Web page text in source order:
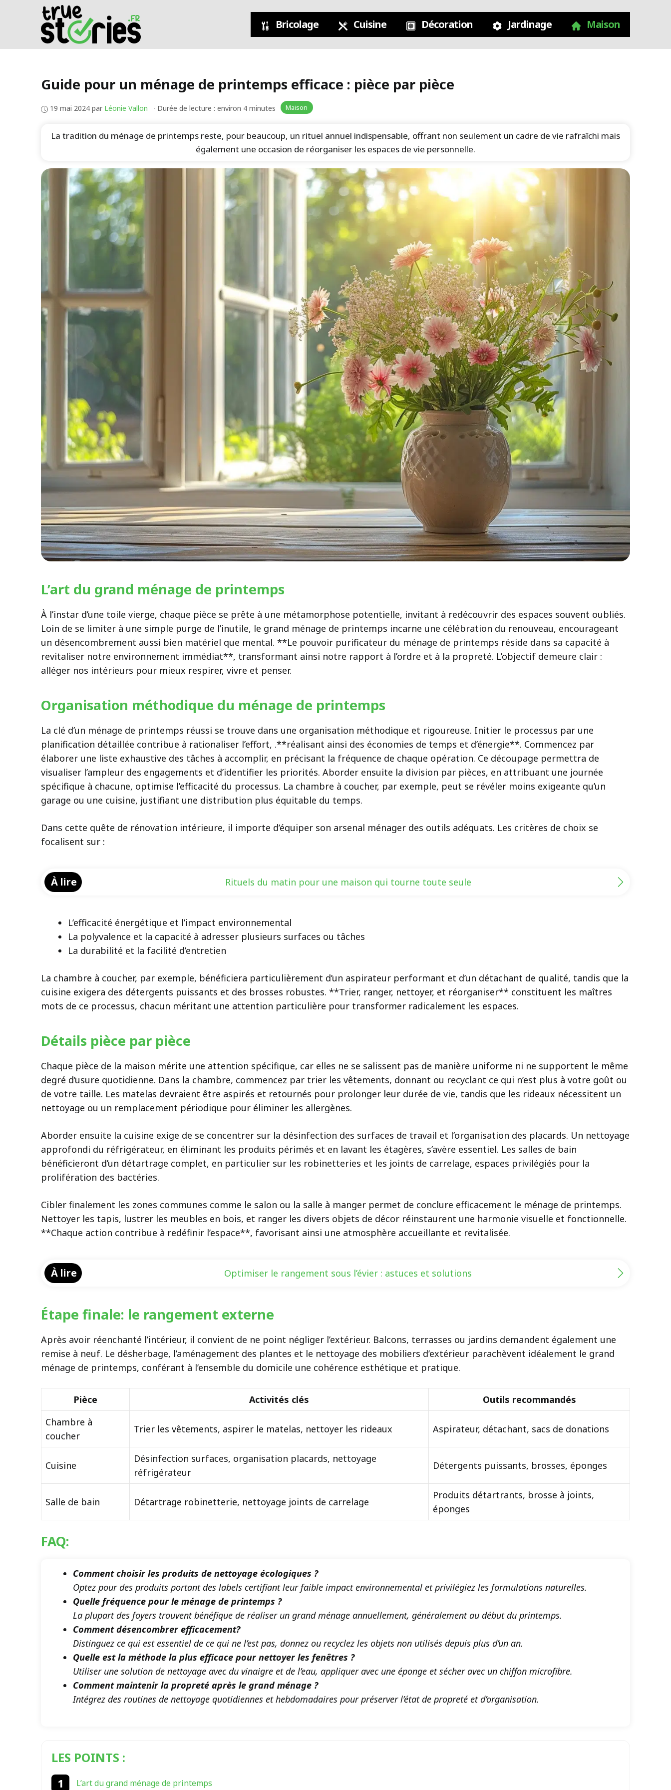
Bricolage Cuisine Décoration Jardinage Maison
Maison
Guide pour un ménage de printemps efficace : pièce par pièce
19 mai 2024 par Léonie Vallon · Durée de lecture : environ 4 minutes
La tradition du ménage de printemps reste, pour beaucoup, un rituel annuel indispensable, offrant non seulement un cadre de vie rafraîchi mais
également une occasion de réorganiser les espaces de vie personnelle.
L’art du grand ménage de printemps
À l’instar d’une toile vierge, chaque pièce se prête à une métamorphose potentielle, invitant à redécouvrir des espaces souvent oubliés.
Loin de se limiter à une simple purge de l’inutile, le grand ménage de printemps incarne une célébration du renouveau, encourageant
un désencombrement aussi bien matériel que mental. **Le pouvoir purificateur du ménage de printemps réside dans sa capacité à
revitaliser notre environnement immédiat**, transformant ainsi notre rapport à l’ordre et à la propreté. L’objectif demeure clair :
alléger nos intérieurs pour mieux respirer, vivre et penser.
Organisation méthodique du ménage de printemps
La clé d’un ménage de printemps réussi se trouve dans une organisation méthodique et rigoureuse. Initier le processus par une
planification détaillée contribue à rationaliser l’effort, .**réalisant ainsi des économies de temps et d’énergie**. Commencez par
élaborer une liste exhaustive des tâches à accomplir, en précisant la fréquence de chaque opération. Ce découpage permettra de
visualiser l’ampleur des engagements et d’identifier les priorités. Aborder ensuite la division par pièces, en attribuant une journée
spécifique à chacune, optimise l’efficacité du processus. La chambre à coucher, par exemple, peut se révéler moins exigeante qu’un
garage ou une cuisine, justifiant une distribution plus équitable du temps.
Dans cette quête de rénovation intérieure, il importe d’équiper son arsenal ménager des outils adéquats. Les critères de choix se
focalisent sur :
À lire Rituels du matin pour une maison qui tourne toute seule
L’efficacité énergétique et l’impact environnemental
La polyvalence et la capacité à adresser plusieurs surfaces ou tâches
La durabilité et la facilité d’entretien
La chambre à coucher, par exemple, bénéficiera particulièrement d’un aspirateur performant et d’un détachant de qualité, tandis que la
cuisine exigera des détergents puissants et des brosses robustes. **Trier, ranger, nettoyer, et réorganiser** constituent les maîtres
mots de ce processus, chacun méritant une attention particulière pour transformer radicalement les espaces.
Détails pièce par pièce
Chaque pièce de la maison mérite une attention spécifique, car elles ne se salissent pas de manière uniforme ni ne supportent le même
degré d’usure quotidienne. Dans la chambre, commencez par trier les vêtements, donnant ou recyclant ce qui n’est plus à votre goût ou
de votre taille. Les matelas devraient être aspirés et retournés pour prolonger leur durée de vie, tandis que les rideaux nécessitent un
nettoyage ou un remplacement périodique pour éliminer les allergènes.
Aborder ensuite la cuisine exige de se concentrer sur la désinfection des surfaces de travail et l’organisation des placards. Un nettoyage
approfondi du réfrigérateur, en éliminant les produits périmés et en lavant les étagères, s’avère essentiel. Les salles de bain
bénéficieront d’un détartrage complet, en particulier sur les robinetteries et les joints de carrelage, espaces privilégiés pour la
prolifération des bactéries.
Cibler finalement les zones communes comme le salon ou la salle à manger permet de conclure efficacement le ménage de printemps.
Nettoyer les tapis, lustrer les meubles en bois, et ranger les divers objets de décor réinstaurent une harmonie visuelle et fonctionnelle.
**Chaque action contribue à redéfinir l’espace**, favorisant ainsi une atmosphère accueillante et revitalisée.
À lire Optimiser le rangement sous l’évier : astuces et solutions
Étape finale: le rangement externe
Après avoir réenchanté l’intérieur, il convient de ne point négliger l’extérieur. Balcons, terrasses ou jardins demandent également une
remise à neuf. Le désherbage, l’aménagement des plantes et le nettoyage des mobiliers d’extérieur parachèvent idéalement le grand
ménage de printemps, conférant à l’ensemble du domicile une cohérence esthétique et pratique.
Pièce Activités clés
Outils recommandés
Chambre à
coucher
Trier les vêtements, aspirer le matelas, nettoyer les rideaux Aspirateur, détachant, sacs de donations
Cuisine
Désinfection surfaces, organisation placards, nettoyage
réfrigérateur
Détergents puissants, brosses, éponges
Salle de bain Détartrage robinetterie, nettoyage joints de carrelage
Produits détartrants, brosse à joints,
éponges
FAQ:
Comment choisir les produits de nettoyage écologiques ?
Optez pour des produits portant des labels certifiant leur faible impact environnemental et privilégiez les formulations naturelles.
Quelle fréquence pour le ménage de printemps ?
La plupart des foyers trouvent bénéfique de réaliser un grand ménage annuellement, généralement au début du printemps.
Comment désencombrer efficacement?
Distinguez ce qui est essentiel de ce qui ne l’est pas, donnez ou recyclez les objets non utilisés depuis plus d’un an.
Quelle est la méthode la plus efficace pour nettoyer les fenêtres ?
Utiliser une solution de nettoyage avec du vinaigre et de l’eau, appliquer avec une éponge et sécher avec un chiffon microfibre.
Comment maintenir la propreté après le grand ménage ?
Intégrez des routines de nettoyage quotidiennes et hebdomadaires pour préserver l’état de propreté et d’organisation.
LES POINTS :
L’art du grand ménage de printemps